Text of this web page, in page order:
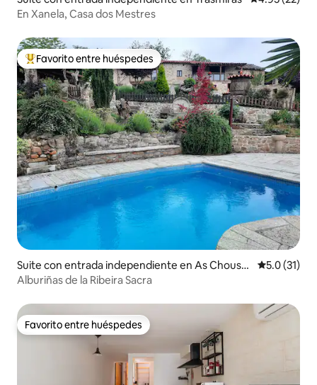
En Xanela, Casa dos Mestres
De los mejores en Favorito entre huéspedes
Favorito entre huéspedes
Suite con entrada independiente en As Chousel
as
Calificación
5.0 (31)
Alburiñas de la Ribeira Sacra
Favorito entre huéspedes
Favorito entre huéspedes